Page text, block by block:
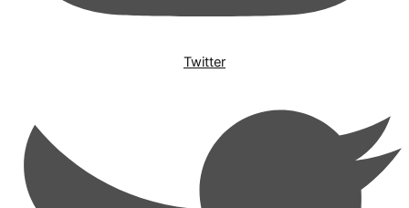
Twitter